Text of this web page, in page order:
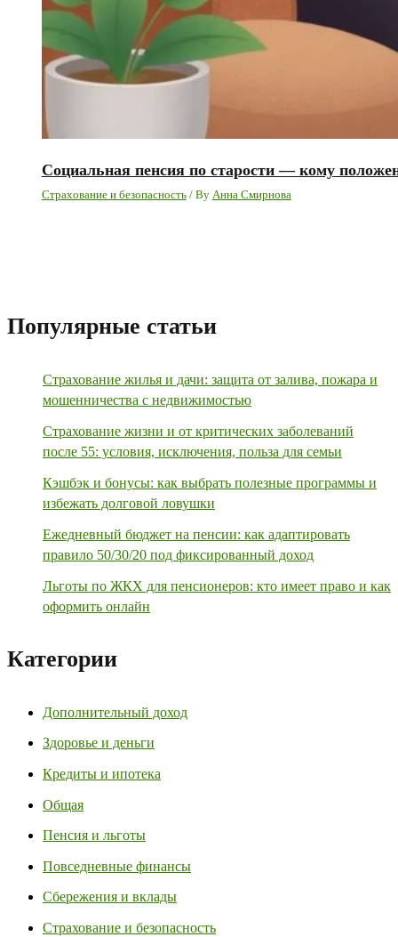
Социальная пенсия по старости — кому
Страхование и безопасность/ By Анна Смирнова
Популярные статьи
Страхование жилья и дачи: защита от залива, пожара и
мошенничества с недвижимостью
Страхование жизни и от критических заболеваний
после 55: условия, исключения, польза для семьи
Кэшбэк и бонусы: как выбрать полезные программы и
избежать долговой ловушки
Ежедневный бюджет на пенсии: как адаптировать
правило 50/30/20 под фиксированный доход
Льготы по ЖКХ для пенсионеров: кто имеет право и как
оформить онлайн
Категории
Дополнительный доход
Здоровье и деньги
Кредиты и ипотека
Общая
Пенсия и льготы
Повседневные финансы
Сбережения и вклады
Страхование и безопасность